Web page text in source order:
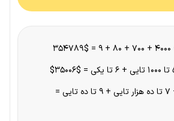
۴ تا صد هزارتایی + ۷ تا ده هزار تایی + ۹ تا ده تایی =